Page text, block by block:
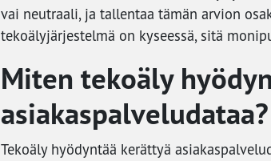
vai neutraali, ja tallentaa tämän arvion
tekoälyjärjestelmä on kyseessä, sitä
Miten tekoäly
asiakaspalveludataa?
Tekoäly hyödyntää kerättyä